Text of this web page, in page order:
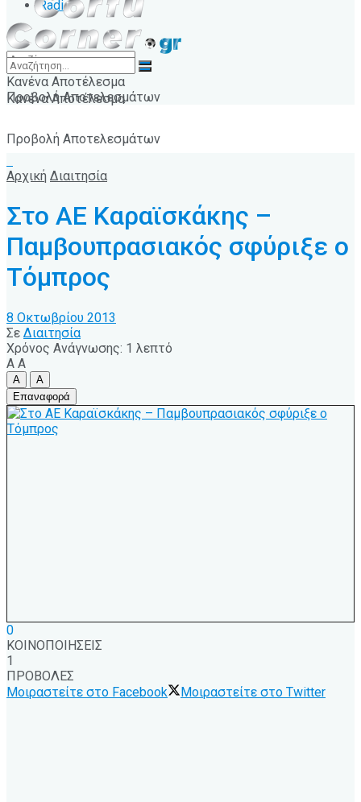
Radio
Κανένα Αποτέλεσμα
Προβολή Αποτελεσμάτων
Κανένα Αποτέλεσμα
Προβολή Αποτελεσμάτων
Αρχική Διαιτησία
Στο ΑΕ Καραϊσκάκης –
Παμβουπρασιακός σφύριξε ο
Τόμπρος
8 Οκτωβρίου 2013
Σε Διαιτησία
Χρόνος Ανάγνωσης: 1 λεπτό
A A
A
A
Επαναφορά
0
ΚΟΙΝΟΠΟΙΗΣΕΙΣ
1
ΠΡΟΒΟΛΕΣ
Μοιραστείτε στο Facebook
Μοιραστείτε στο Twitter